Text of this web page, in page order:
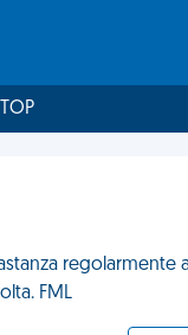
TOP
regolarmente
FML